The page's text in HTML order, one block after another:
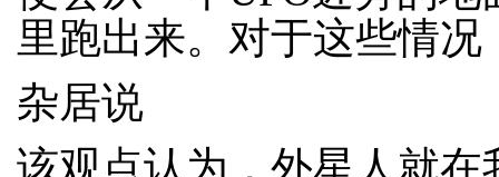
里跑出来。对于这些情
杂居说
该观点认为，外星人就